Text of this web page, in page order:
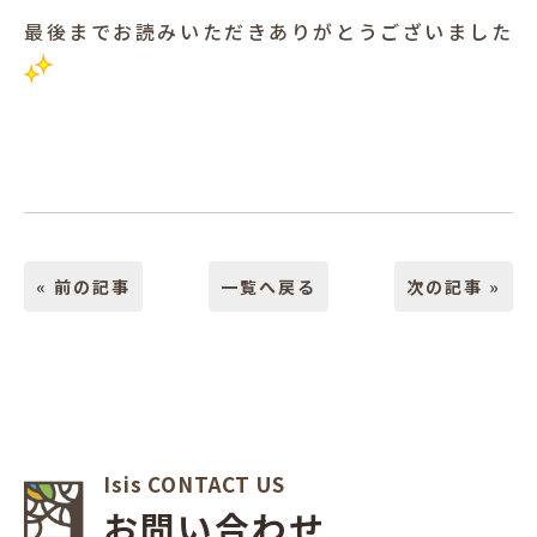
最後までお読みいただきありがとうございました
« 前の記事 一覧へ戻る 次の記事 »
Isis CONTACT US
お問い合わせ